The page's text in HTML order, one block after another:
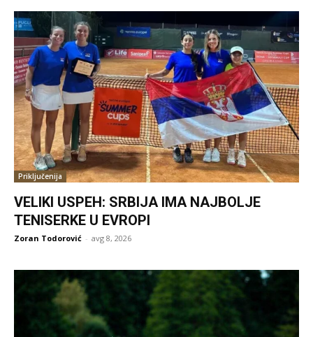
Priključenija
VELIKI USPEH: SRBIJA IMA NAJBOLJE
TENISERKE U EVROPI
Zoran Todorović - avg 8, 2026